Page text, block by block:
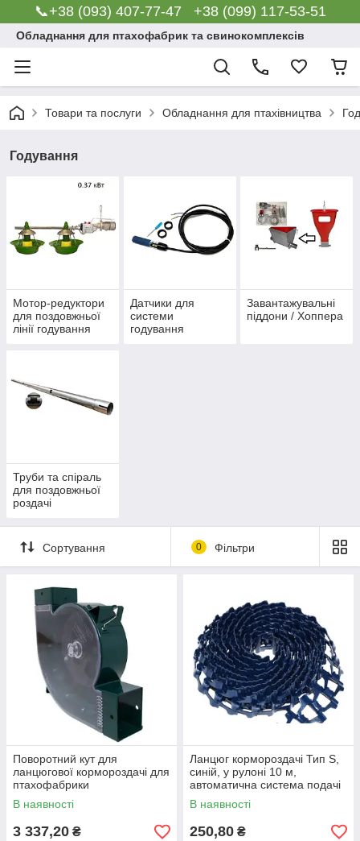
📞+38 (093) 407-77-47 +38 (099) 117-53-51
Обладнання для птахофабрик та свинокомплексів
Товари та послуги Обладнання для птахівництва
Годування
Мотор-редуктори
для поздовжньої
лінії годування
Датчики для
системи
годування
Завантажувальні
піддони / Хоппера
Труби та спіраль
для поздовжньої
роздачі
Сортування 0 Фільтри
Поворотний кут для
ланцюгової кормороздачі для
птахофабрики
В наявності
3 337,20 ₴
Ланцюг кормороздачі Тип S,
синій, у рулоні 10 м,
автоматична система подачі
корму
В наявності
250,80 ₴